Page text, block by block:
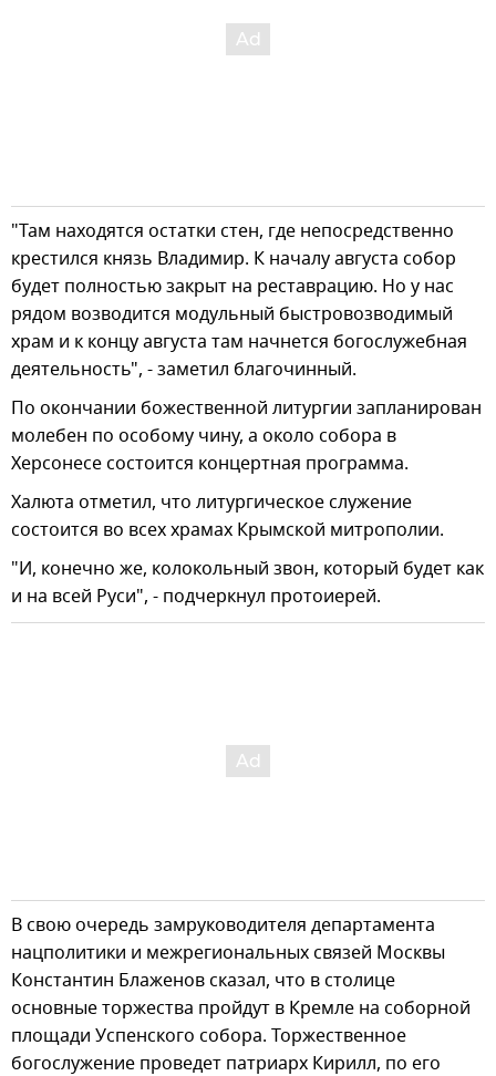
"Там находятся остатки стен, где непосредственно
крестился князь Владимир. К началу августа собор
будет полностью закрыт на реставрацию. Но у нас
рядом возводится модульный быстровозводимый
храм и к концу августа там начнется богослужебная
деятельность", - заметил благочинный.
По окончании божественной литургии запланирован
молебен по особому чину, а около собора в
Херсонесе состоится концертная программа.
Халюта отметил, что литургическое служение
состоится во всех храмах Крымской митрополии.
"И, конечно же, колокольный звон, который будет как
и на всей Руси", - подчеркнул протоиерей.
В свою очередь замруководителя департамента
нацполитики и межрегиональных связей Москвы
Константин Блаженов сказал, что в столице
основные торжества пройдут в Кремле на соборной
площади Успенского собора. Торжественное
богослужение проведет патриарх Кирилл, по его